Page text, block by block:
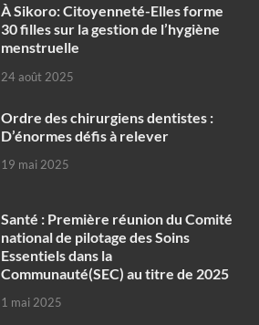
À Sikoro: Citoyenneté-Elles forme
30 filles sur la gestion de l’hygiène
menstruelle
24 août 2025
Ordre des chirurgiens dentistes :
D’énormes défis à relever
19 mai 2025
Santé : Première réunion du Comité
national de pilotage des Soins
Essentiels dans la
Communauté(SEC) au titre de 2025
1 mai 2025